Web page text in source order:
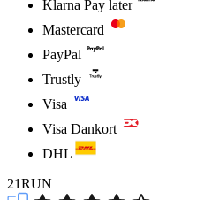
Klarna Pay later
Mastercard
PayPal
Trustly
Visa
Visa Dankort
DHL
21RUN